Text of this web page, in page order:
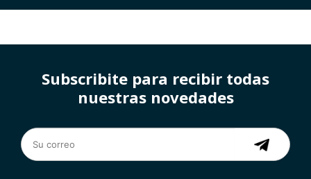
Subscribite para recibir todas
nuestras novedades